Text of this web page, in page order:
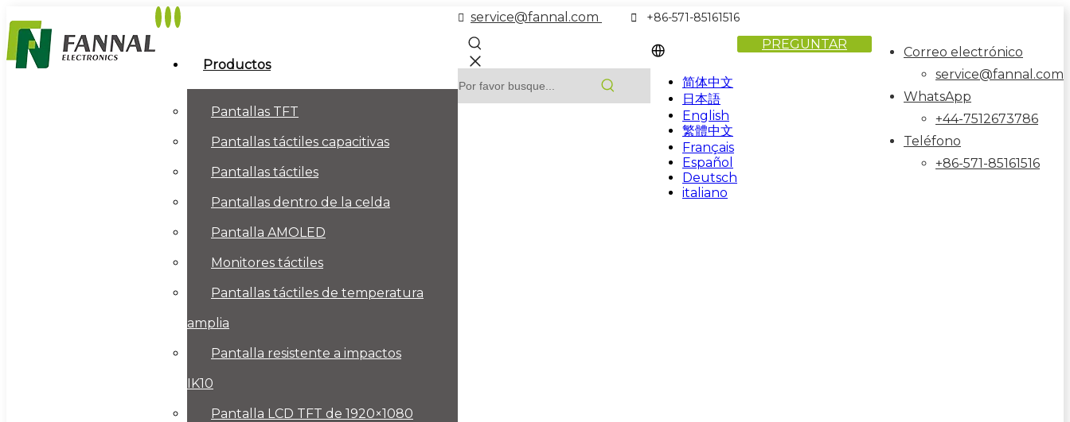
Productos
Pantallas TFT
Pantallas táctiles capacitivas
Pantallas táctiles
Pantallas dentro de la celda
Pantalla AMOLED
Monitores táctiles
Pantallas táctiles de temperatura
amplia
Pantalla resistente a impactos
IK10
Pantalla LCD TFT de 1920×1080
 service@fannal.com  +86-571-85161516
简体中文
日本語
English
繁體中文
Français
Español
Deutsch
italiano
PREGUNTAR
Correo electrónico
service@fannal.com
WhatsApp
+44-7512673786
Teléfono
+86-571-85161516